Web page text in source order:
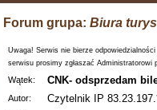
Forum grupa: Biura
Uwaga! Serwis nie bierze
serwisu prosimy zgłaszać Administratorowi
Wątek: CNK- odsprzedam
Autor: Czytelnik IP